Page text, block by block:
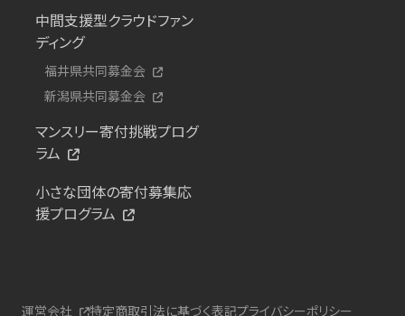
中間支援型クラウドファン
ディング
福井県共同募金会
新潟県共同募金会
マンスリー寄付挑戦プログ
ラム
小さな団体の寄付募集応
援プログラム
運営会社 特定商取引法に基づく表記プライバシーポリシー